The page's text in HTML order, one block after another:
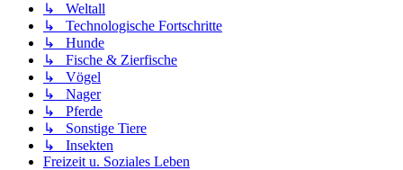
↳ Weltall
↳ Technologische Fortschritte
↳ Hunde
↳ Fische & Zierfische
↳ Vögel
↳ Nager
↳ Pferde
↳ Sonstige Tiere
↳ Insekten
Freizeit u. Soziales Leben